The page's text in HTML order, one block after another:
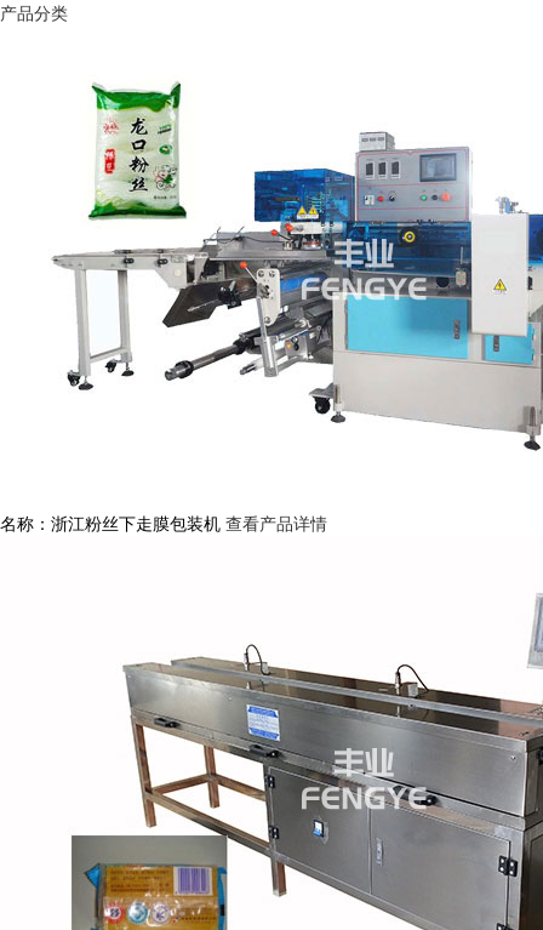
产品分类
名称：浙江粉丝下走膜包装机 查看产品详情